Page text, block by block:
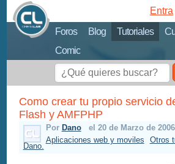
Foros Blog Tutoriales
Comic
Entra
Como crear tu propio servicio
Flash y AMFPHP
Por Dano
el 20 de Marzo de 2006
Aplicaciones web y moviles
Otros
Dano.